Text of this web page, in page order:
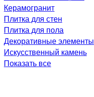
Керамогранит
Плитка для стен
Плитка для пола
Декоративные элементы
Искусственный камень
Показать все